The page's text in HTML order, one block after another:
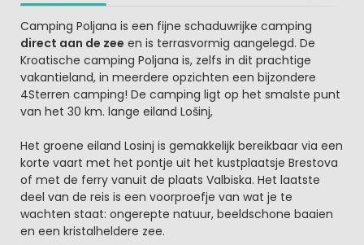
Beschrijving
Camping Poljana is een fijne schaduwrijke camping
direct aan de zee en is terrasvormig aangelegd. De
Kroatische camping Poljana is, zelfs in dit prachtige
vakantieland, in meerdere opzichten een bijzondere
4Sterren camping! De camping ligt op het smalste punt
van het 30 km. lange eiland Lošinj,
Het groene eiland Losinj is gemakkelijk bereikbaar via een
korte vaart met het pontje uit het kustplaatsje Brestova
of met de ferry vanuit de plaats Valbiska. Het laatste
deel van de reis is een voorproefje van wat je te
wachten staat: ongerepte natuur, beeldschone baaien
en een kristalheldere zee.